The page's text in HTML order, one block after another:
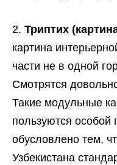
Триптих
картина
части не в одной
Смотрятся
Такие модульные
пользуются особой
обусловлено тем,
Узбекистана